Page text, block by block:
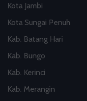
Kota Jambi
Kota Sungai Penuh
Kab. Batang Hari
Kab. Bungo
Kab. Kerinci
Kab. Merangin